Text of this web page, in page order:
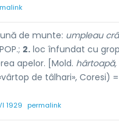
de munte: umpleau
2. loc înfundat cu
apelor. [Mold. hârtoapă,
de tâlhari», Coresi) =
1929 permalink